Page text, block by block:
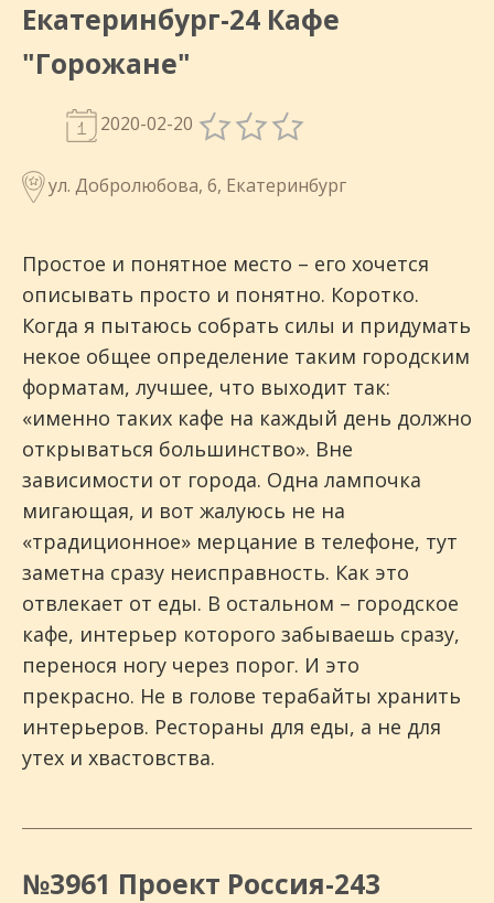
Екатеринбург-24 Кафе
"Горожане"
2020-02-20
ул. Добролюбова, 6, Екатеринбург
Простое и понятное место – его хочется
описывать просто и понятно. Коротко.
Когда я пытаюсь собрать силы и придумать
некое общее определение таким городским
форматам, лучшее, что выходит так:
«именно таких кафе на каждый день должно
открываться большинство». Вне
зависимости от города. Одна лампочка
мигающая, и вот жалуюсь не на
«традиционное» мерцание в телефоне, тут
заметна сразу неисправность. Как это
отвлекает от еды. В остальном – городское
кафе, интерьер которого забываешь сразу,
перенося ногу через порог. И это
прекрасно. Не в голове терабайты хранить
интерьеров. Рестораны для еды, а не для
утех и хвастовства.
№3961 Проект Россия-243